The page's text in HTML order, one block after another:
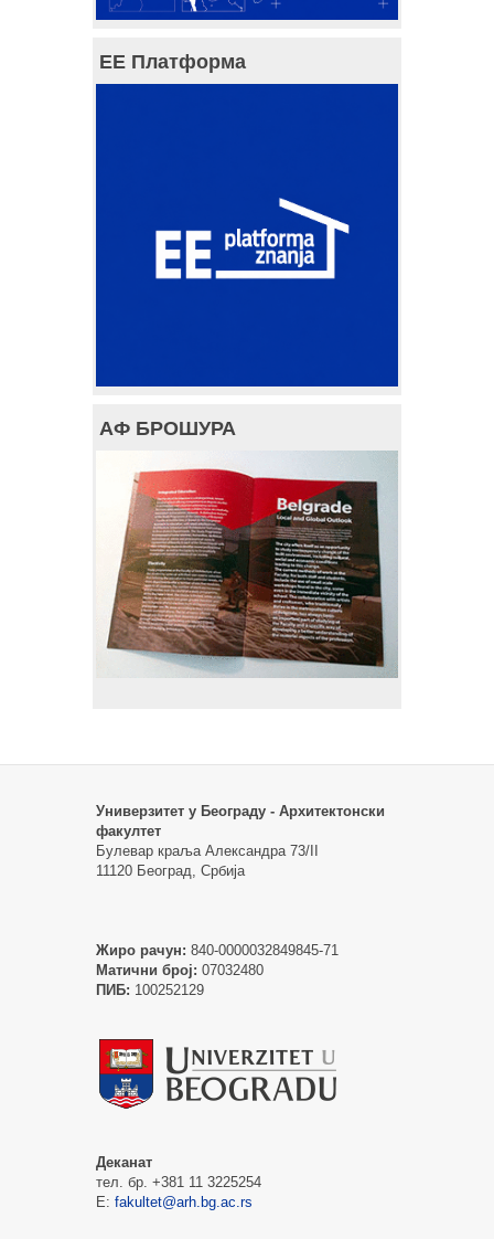
ЕЕ Платформа
АФ БРОШУРА
Универзитет у Београду - Архитектонски
факултет
Булевар краља Александра 73/II
11120 Београд, Србија
Жиро рачун: 840-0000032849845-71
Матични број: 07032480
ПИБ: 100252129
Деканат
тел. бр. +381 11 3225254
Е: fakultet@arh.bg.ac.rs